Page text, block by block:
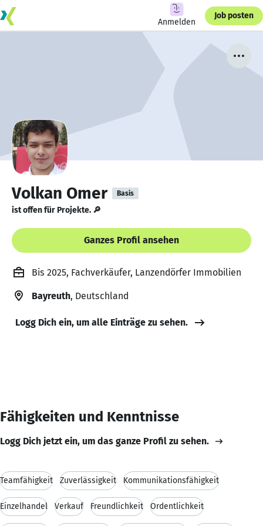
Anmelden
Job posten
Volkan Omer Basis
ist offen für Projekte. 🔎
Ganzes Profil ansehen
Bis 2025, Fachverkäufer, Lanzendörfer Immobilien
Bayreuth, Deutschland
Logg Dich ein, um alle Einträge zu sehen.
Fähigkeiten und Kenntnisse
Logg Dich jetzt ein, um das ganze Profil zu sehen.
Teamfähigkeit Zuverlässigkeit Kommunikationsfähigkeit
Einzelhandel Verkauf Freundlichkeit Ordentlichkeit